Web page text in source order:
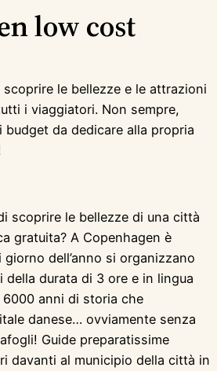
low cost
le bellezze e le attrazioni
i viaggiatori. Non sempre,
da dedicare alla propria
scoprire le bellezze di una città
gratuita? A Copenhagen è
dell’anno si organizzano
durata di 3 ore e in lingua
anni di storia che
danese… ovviamente senza
Guide preparatissime
davanti al municipio della città in